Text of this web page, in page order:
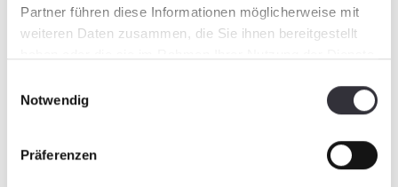
Partner führen diese Informationen möglicherweise mit
weiteren Daten zusammen, die Sie ihnen bereitgestellt
Notwendig
Präferenzen
Entrega del vehículo en la playa de Batu